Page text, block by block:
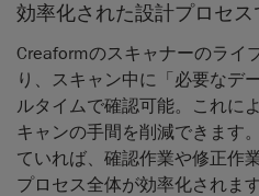
効率化された設計プロセ
Creaformのスキャナーのライ
り、スキャン中に「必要なデ
ルタイムで確認可能。これに
キャンの手間を削減できます
ていれば、確認作業や修正作
プロセス全体が効率化されます